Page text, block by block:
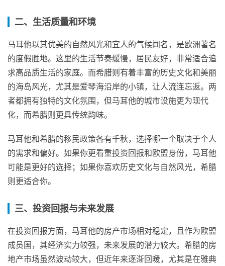
二、生活质量和环境
马耳他以其优美的自然风光和宜人的气候闻名，是欧洲著名
的度假胜地。这里的生活节奏缓慢，居民友好，非常适合追
求高品质生活的家庭。而希腊则有着丰富的历史文化和美丽
的海岛风光，尤其是爱琴海沿岸的小镇，让人流连忘返。两
者都拥有独特的文化氛围，但马耳他的城市设施更为现代
化，而希腊则更具传统韵味。
马耳他和希腊的移民政策各有千秋，选择哪一个取决于个人
的需求和偏好。如果你更看重投资回报和欧盟身份，马耳他
可能是更好的选择；如果你喜欢历史文化与自然风光，希腊
则更适合你。
三、投资回报与未来发展
在投资回报方面，马耳他的房产市场相对稳定，且作为欧盟
成员国，其经济实力较强，未来发展的潜力较大。希腊的房
地产市场虽然波动较大，但近年来逐渐回暖，尤其是在雅典